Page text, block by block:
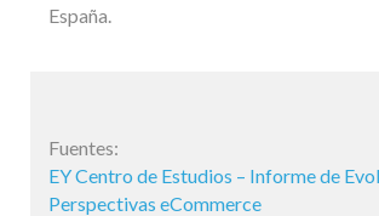
España.
Fuentes:
EY Centro de Estudios – Informe de
Perspectivas eCommerce